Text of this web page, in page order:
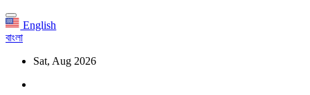
English
বাংলা
Sat, Aug 2026